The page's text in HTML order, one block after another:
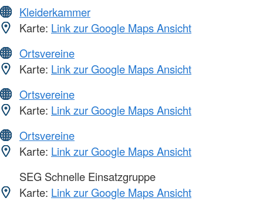
Kleiderkammer
Karte: Link zur Google Maps Ansicht
Ortsvereine
Karte: Link zur Google Maps Ansicht
Ortsvereine
Karte: Link zur Google Maps Ansicht
Ortsvereine
Karte: Link zur Google Maps Ansicht
SEG Schnelle Einsatzgruppe
Karte: Link zur Google Maps Ansicht